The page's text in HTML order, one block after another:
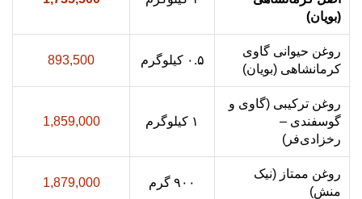
(بویان)
روغن حیوانی گاوی
کرمانشاهی (بویان)
۰.۵ کیلوگرم 893,500
روغن ترکیبی (گاوی و
گوسفندی –
رخزادی‌فر)
۱ کیلوگرم 1,859,000
روغن ممتاز (نیک
منش)
۹۰۰ گرم 1,879,000